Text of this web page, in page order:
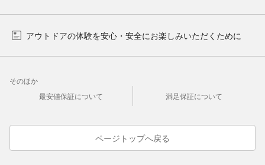
アウトドアの体験を安心・安全にお楽しみいただくために
そのほか
最安値保証について
満足保証について
ページトップへ戻る